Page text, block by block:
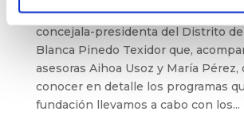
El pasado 16 de marzo recibíamos
concejala-presidenta del Distrito de
Blanca Pinedo Texidor que,
asesoras Aihoa Usoz y María Pérez,
conocer en detalle los programas
fundación llevamos a cabo con los...